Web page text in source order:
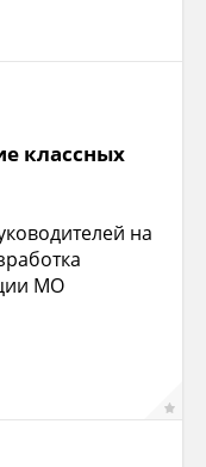
классных
на
МО